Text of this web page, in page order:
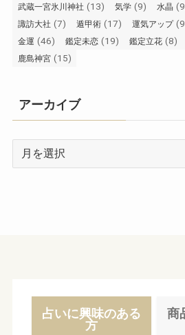
武蔵一宮氷川神社 (13) 気学 (9) 水晶
諏訪大社 (7) 遁甲術 (17) 運気アップ
金運 (46) 鑑定未恋 (19) 鑑定立花 (8)
鹿島神宮 (15)
アーカイブ
ー
占いに興味のある
方
商